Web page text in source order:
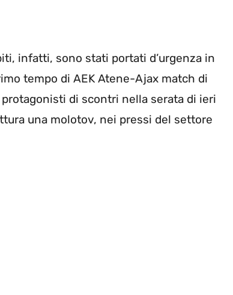
infatti, sono stati portati d’urgenza in
tempo di AEK Atene-Ajax match di
di scontri nella serata di ieri
una molotov, nei pressi del settore